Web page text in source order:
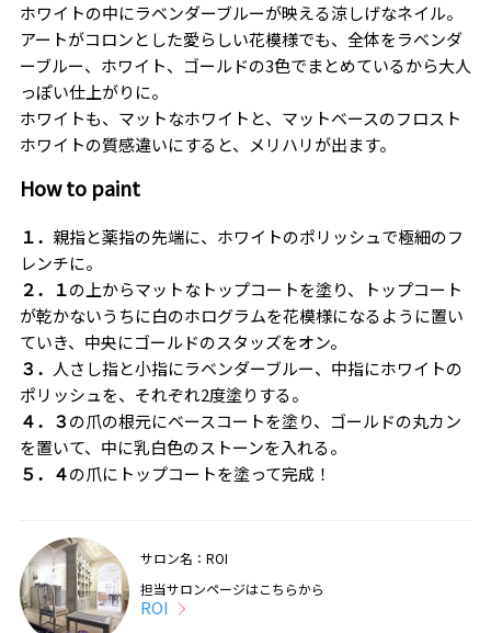
ホワイトの中にラベンダーブルーが映える涼しげなネイル。
アートがコロンとした愛らしい花模様でも、全体をラベンダ
ーブルー、ホワイト、ゴールドの3色でまとめているから大人
っぽい仕上がりに。
ホワイトも、マットなホワイトと、マットベースのフロスト
ホワイトの質感違いにすると、メリハリが出ます。
How to paint
１． 親指と薬指の先端に、ホワイトのポリッシュで極細のフ
レンチに。
２．１の上からマットなトップコートを塗り、トップコート
が乾かないうちに白のホログラムを花模様になるように置い
ていき、中央にゴールドのスタッズをオン。
３． 人さし指と小指にラベンダーブルー、中指にホワイトの
ポリッシュを、それぞれ2度塗りする。
４．３の爪の根元にベースコートを塗り、ゴールドの丸カン
を置いて、中に乳白色のストーンを入れる。
５．４の爪にトップコートを塗って完成！
サロン名：ROI
担当サロンページはこちらから
ROI